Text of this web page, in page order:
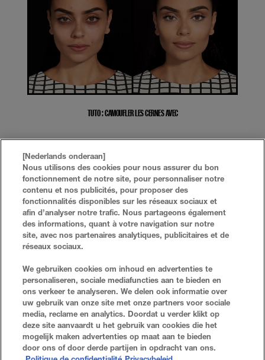
TUTO : CAMOUFLER LES CERNES AVEC
MASTER CAMO
Débarrassez-vous de vos cernes en trois étapes
simples grâce aux nouveaux Ensembles Correcteur
Couleur Master Camo. Corrigez, camouflez et illuminez
pour obtenir un résultat impeccable. Convient aux teints
moyens.
FAQ
NOUS CONTACTER
RECHERCHER
PLAN DU SITE
Politique De Confidentialité Conditions D'utilisation
Paramètres Des Cookies
[Nederlands onderaan]
Nous utilisons des cookies pour nous assurer du bon
fonctionnement de notre site, pour personnaliser notre
contenu et nos publicités, pour proposer des
fonctionnalités disponibles sur les réseaux sociaux et
afin d’analyser notre trafic. Nous partageons également
des informations, quant à votre navigation sur notre
site, avec nos partenaires analytiques, publicitaires et de
réseaux sociaux.
We gebruiken cookies om inhoud en advertenties te
personaliseren, sociale mediafuncties aan te bieden en
ons verkeer te analyseren. We delen ook informatie over
uw gebruik van onze site met onze partners voor sociale
media, reclame en analytics. Doordat u verder klikt op
deze site aanvaardt u het gebruik van cookies die het
mogelijk maken advertenties op maat aan te bieden
door ons of door derde partijen in opdracht van ons.